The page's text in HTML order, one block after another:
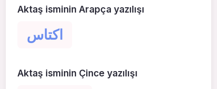
Aktaş isminin Arapça yazılışı
اكتاس
Aktaş isminin Çince yazılışı